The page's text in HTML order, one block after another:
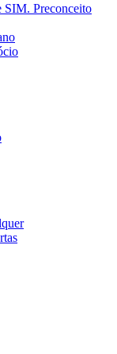
SIM. Preconceito